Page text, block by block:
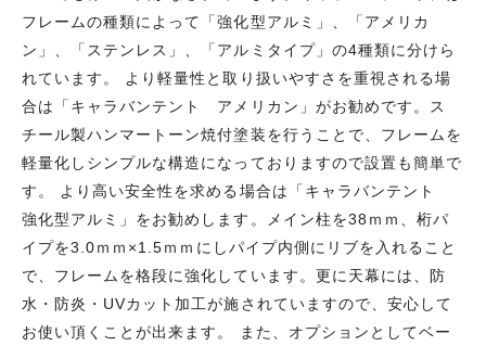
フレームの種類によって「強化型アルミ」、「アメリカ
ン」、「ステンレス」、「アルミタイプ」の4種類に分けら
れています。 より軽量性と取り扱いやすさを重視される場
合は「キャラバンテント アメリカン」がお勧めです。ス
チール製ハンマートーン焼付塗装を行うことで、フレームを
軽量化しシンプルな構造になっておりますので設置も簡単で
す。 より高い安全性を求める場合は「キャラバンテント
強化型アルミ」をお勧めします。メイン柱を38ｍｍ、桁パ
イプを3.0ｍｍ×1.5ｍｍにしパイプ内側にリブを入れること
で、フレームを格段に強化しています。更に天幕には、防
水・防炎・UVカット加工が施されていますので、安心して
お使い頂くことが出来ます。 また、オプションとしてベー